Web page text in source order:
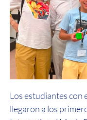
Los estudiantes con
llegaron a los